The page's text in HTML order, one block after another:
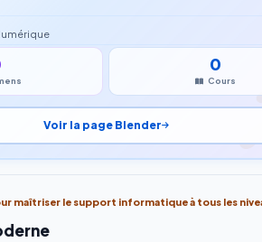
0
Cours
Voir la page Blender
maîtriser le support informatique à tous les